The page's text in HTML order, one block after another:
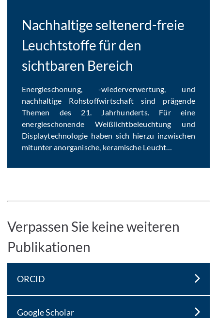
Nachhaltige seltenerd-freie
Leuchtstoffe für den
sichtbaren Bereich
Energieschonung, -wiederverwertung, und
nachhaltige Rohstoffwirtschaft sind prägende
Themen des 21. Jahrhunderts. Für eine
energieschonende Weißlichtbeleuchtung und
Displaytechnologie haben sich hierzu inzwischen
mitunter anorganische, keramische Leucht…
Verpassen Sie keine weiteren
Publikationen
ORCID
Google Scholar